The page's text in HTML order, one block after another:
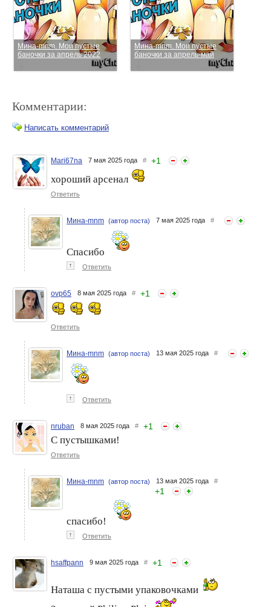
Мина-mnm. Мои пустые
баночки за апрель 2022
Мина-mnm. Мои пустые
баночки за апрель-май
Мина-mnm. Мои пустые
баночки за декабрь 2025
Мина-mnm. Мои пустые
Мина-mnm. Мои пустые
баночки за апрель и май.
Комментарии:
Написать комментарий
Mari67na 7 мая 2025 года # +1
хороший арсенал
Ответить
Мина-mnm (автор поста) 7 мая 2025 года #
Спасибо
↑ Ответить
ovp65 8 мая 2025 года # +1
Ответить
Мина-mnm (автор поста) 13 мая 2025 года #
↑ Ответить
nruban 8 мая 2025 года # +1
С пустышками!
Ответить
Мина-mnm (автор поста) 13 мая 2025 года #
+1
спасибо!
↑ Ответить
hsaffpann 9 мая 2025 года # +1
Наташа с пустыми упаковочками